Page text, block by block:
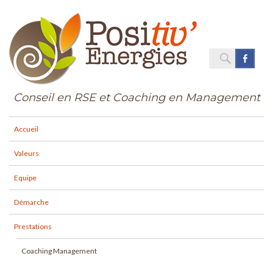
Conseil en RSE et Coaching en Management
SearchSEARCH
Accueil
Valeurs
Equipe
Démarche
Prestations
Coaching Management